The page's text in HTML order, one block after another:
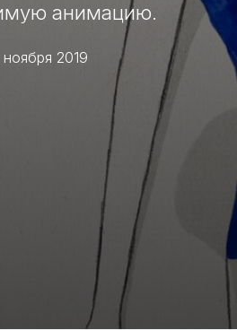
анимацию.
ноября 2019